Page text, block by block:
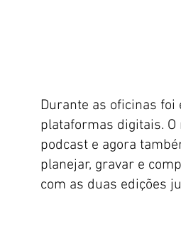
Durante as oficinas
plataformas digitais.
podcast e agora
planejar, gravar e
com as duas edições